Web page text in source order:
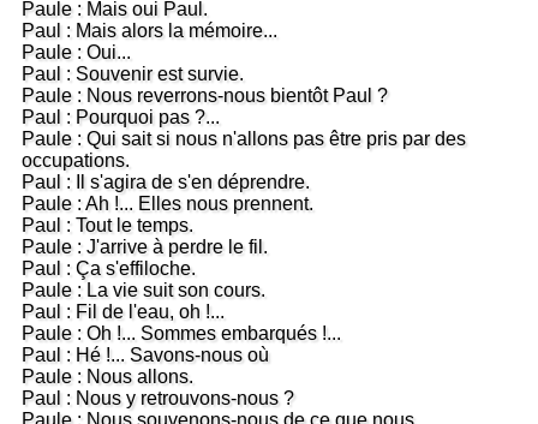
Paule : Mais oui Paul.
Paul : Mais alors la mémoire...
Paule : Oui...
Paul : Souvenir est survie.
Paule : Nous reverrons-nous bientôt Paul ?
Paul : Pourquoi pas ?...
Paule : Qui sait si nous n'allons pas être pris par des
occupations.
Paul : Il s'agira de s'en déprendre.
Paule : Ah !... Elles nous prennent.
Paul : Tout le temps.
Paule : J'arrive à perdre le fil.
Paul : Ça s'effiloche.
Paule : La vie suit son cours.
Paul : Fil de l'eau, oh !...
Paule : Oh !... Sommes embarqués !...
Paul : Hé !... Savons-nous où
Paule : Nous allons.
Paul : Nous y retrouvons-nous ?
Paule : Nous souvenons-nous de ce que nous